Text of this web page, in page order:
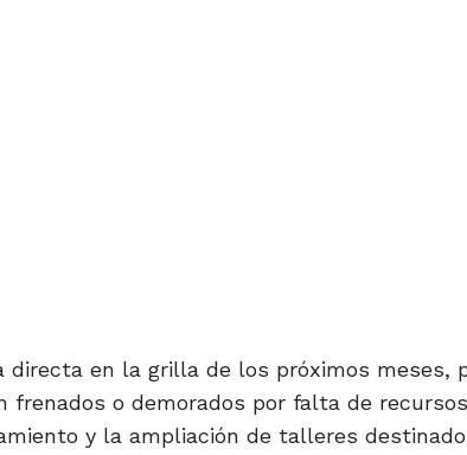
en la grilla de los próximos meses,
o demorados por falta de
y la ampliación de talleres